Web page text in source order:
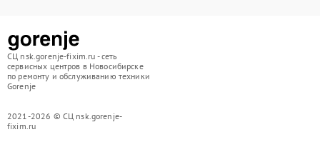
СЦ nsk.gorenje-fixim.ru - сеть
сервисных центров в Новосибирске
по ремонту и обслуживанию техники
Gorenje
2021-2026 © СЦ nsk.gorenje-
fixim.ru